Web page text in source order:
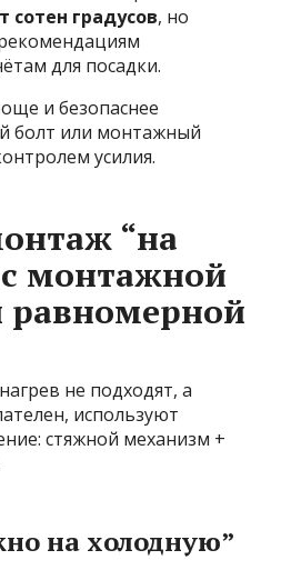
сотен градусов, но
для посадки.
и безопаснее
болт или монтажный
усилия.
“на
монтажной
равномерной
не подходят, а
используют
стяжной механизм +
на холодную”